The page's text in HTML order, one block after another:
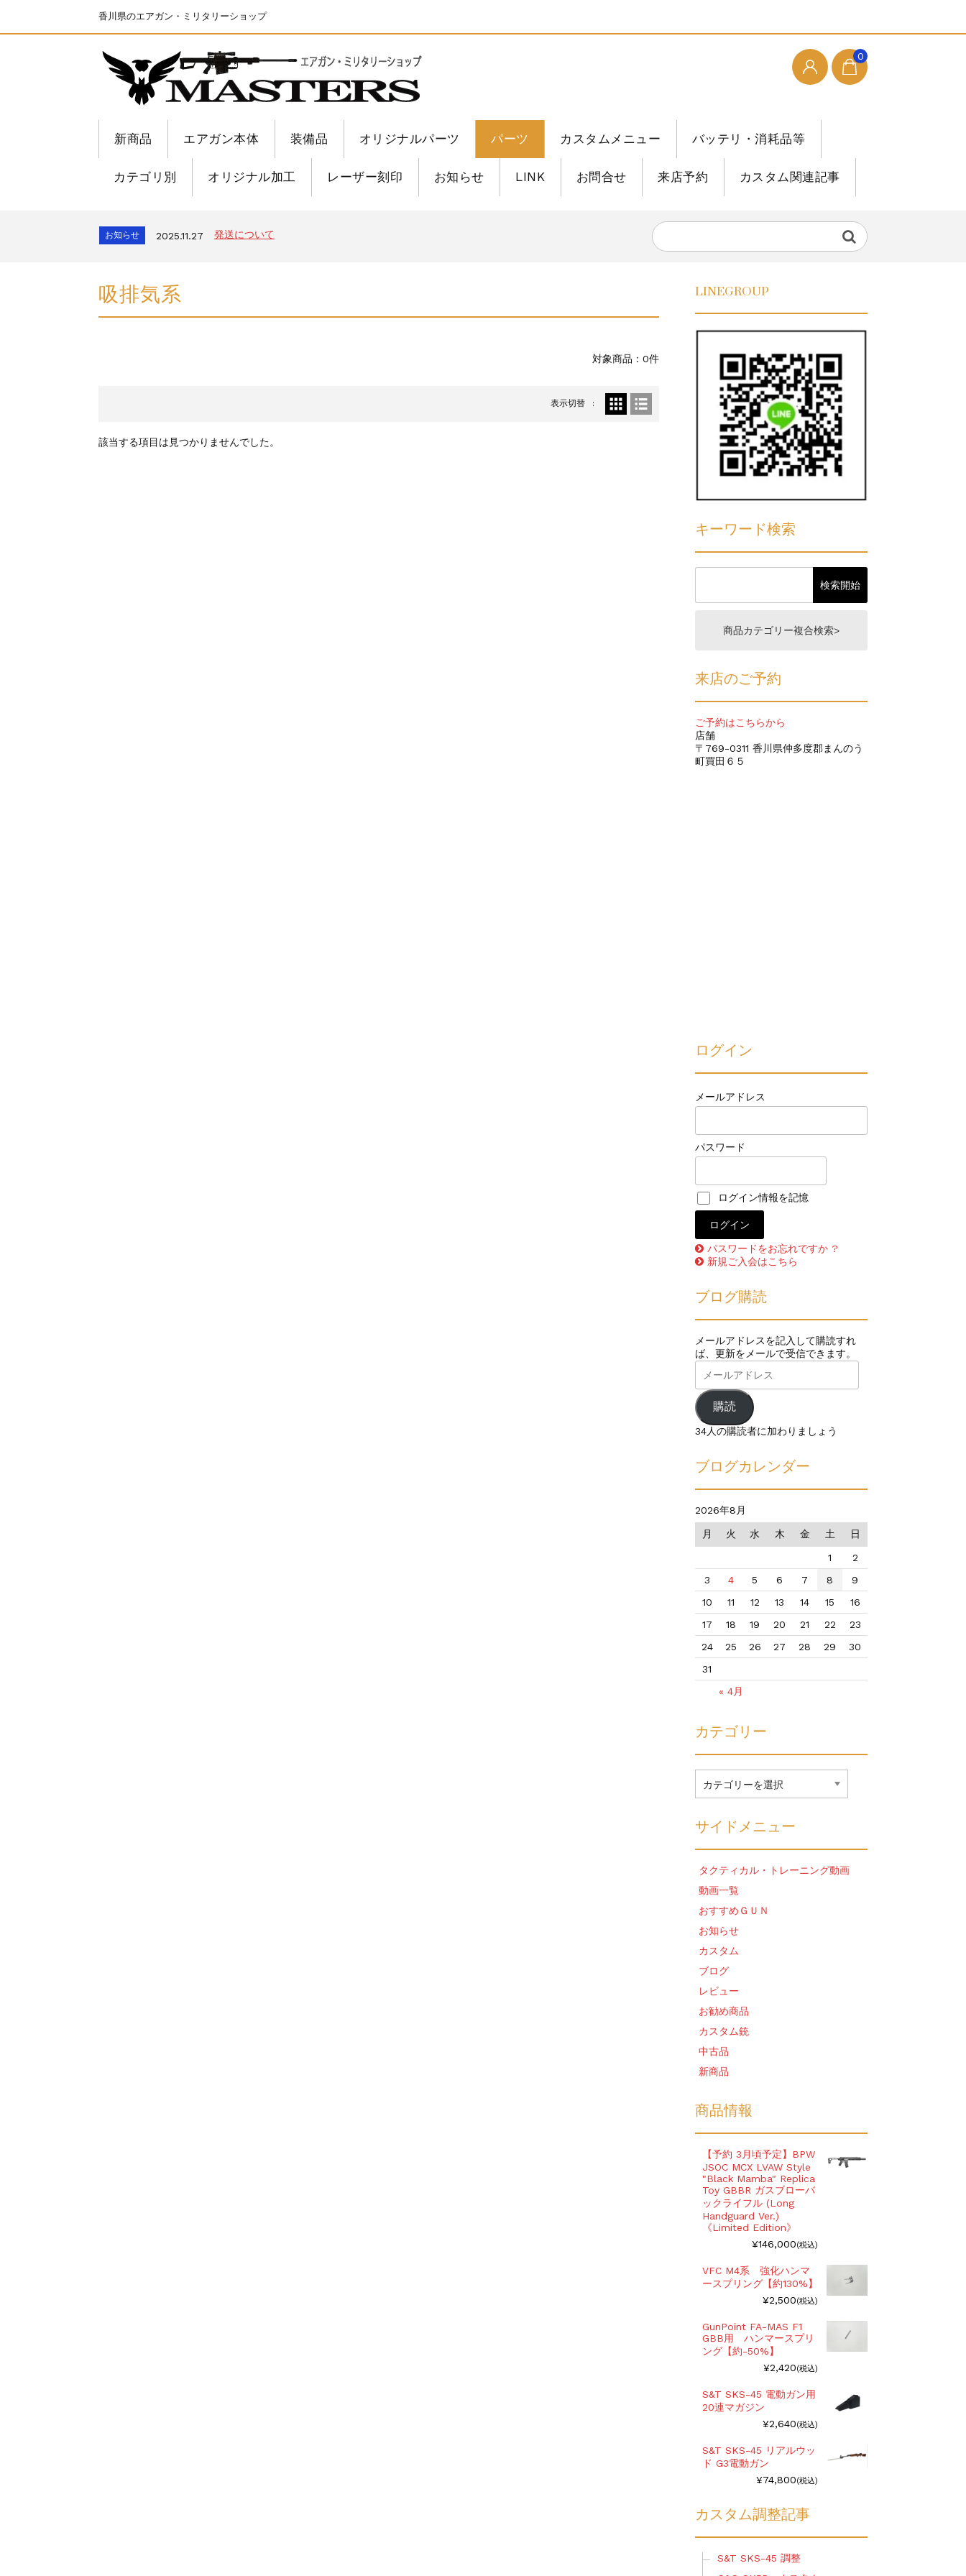
香川県のエアガン・ミリタリーショップ
0
新商品 エアガン本体 装備品 オリジナルパーツ パーツ カスタムメニュー バッテリ・消耗品等
カテゴリ別 オリジナル加工 レーザー刻印 お知らせ LINK お問合せ 来店予約 カスタム関連記事
2025.8.28 ちょっと面白い電動416修理
お知らせ 2025.11.27 発送について
お知らせ 2026.8.4
吸排気系
対象商品：0件
表示切替
該当する項目は見つかりませんでした。
LINEGROUP
キーワード検索
商品カテゴリー複合検索>
来店のご予約
ご予約はこちらから
店舗
〒769-0311 香川県仲多度郡まんのう
町買田６５
ログイン
メールアドレス
パスワード
ログイン情報を記憶
パスワードをお忘れですか ?
新規ご入会はこちら
ブログ購読
メールアドレスを記入して購読すれ
ば、更新をメールで受信できます。
メ
ー
ル
ア
ド
レ
購読
34人の購読者に加わりましょう
ブログカレンダー
2026年8月
月 火 水 木 金 土 日
« 4月
1
2
3
4 5 6 7 8
9
10
11 12 13 14 15
16
17
18 19 20 21 22
23
24
25 26 27 28 29
30
31
カテゴリー
テ
ゴ
ー
サイドメニュー
タクティカル・トレーニング動画
動画一覧
おすすめＧＵＮ
お知らせ
カスタム
ブログ
レビュー
お勧め商品
カスタム銃
中古品
新商品
商品情報
【予約 3月頃予定】BPW
JSOC MCX LVAW Style
"Black Mamba" Replica
Toy GBBR ガスブローバ
ックライフル (Long
Handguard Ver.)
《Limited Edition》
¥146,000(税込)
VFC M4系 強化ハンマ
ースプリング【約130%】
¥2,500(税込)
GunPoint FA-MAS F1
GBB用 ハンマースプリ
ング【約-50%】
¥2,420(税込)
S&T SKS-45 電動ガン用
20連マガジン
¥2,640(税込)
S&T SKS-45 リアルウッ
ド G3電動ガン
¥74,800(税込)
カスタム調整記事
S&T SKS-45 調整